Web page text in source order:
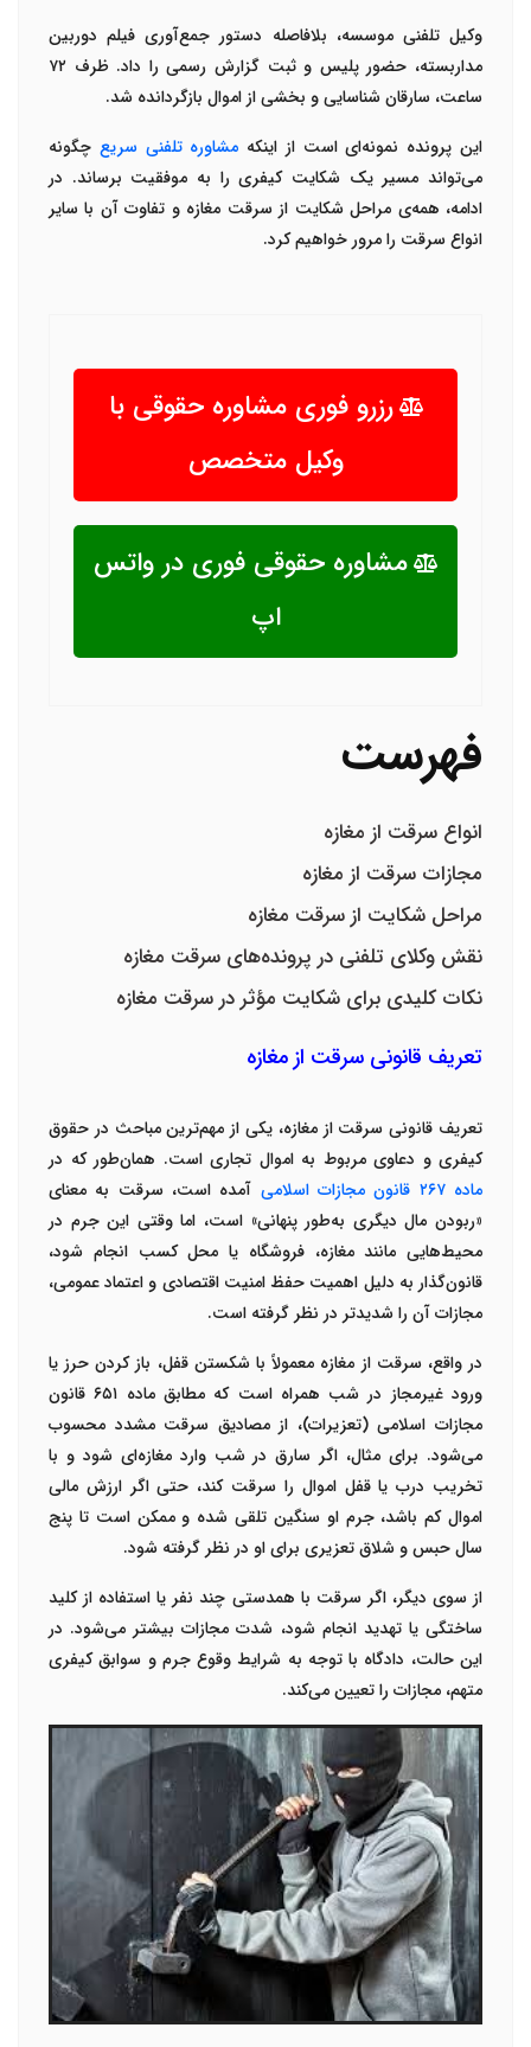
وکیل تلفنی موسسه، بلافاصله دستور جمع‌آوری فیلم دوربین
مداربسته، حضور پلیس و ثبت گزارش رسمی را داد. ظرف ۷۲
ساعت، سارقان شناسایی و بخشی از اموال بازگردانده شد.
این پرونده نمونه‌ای است از اینکه مشاوره تلفنی سریع چگونه
می‌تواند مسیر یک شکایت کیفری را به موفقیت برساند. در
ادامه، همه‌ی مراحل شکایت از سرقت مغازه و تفاوت آن با سایر
انواع سرقت را مرور خواهیم کرد.
رزرو فوری مشاوره حقوقی با
وکیل متخصص
مشاوره حقوقی فوری در واتس
اپ
فهرست
انواع سرقت از مغازه
مجازات سرقت از مغازه
مراحل شکایت از سرقت مغازه
نقش وکلای تلفنی در پرونده‌های سرقت مغازه
نکات کلیدی برای شکایت مؤثر در سرقت مغازه
تعریف قانونی سرقت از مغازه
تعریف قانونی سرقت از مغازه، یکی از مهم‌ترین مباحث در حقوق
کیفری و دعاوی مربوط به اموال تجاری است. همان‌طور که در
ماده۲۶۷ قانون مجازات اسلامی آمده است، سرقت به معنای
«ربودن مال دیگری به‌طور پنهانی» است، اما وقتی این جرم در
محیط‌هایی مانند مغازه، فروشگاه یا محل کسب انجام شود،
قانون‌گذار به دلیل اهمیت حفظ امنیت اقتصادی و اعتماد عمومی،
مجازات آن را شدیدتر در نظر گرفته است.
در واقع، سرقت از مغازه معمولاً باشکستن قفل، باز کردن حرز یا
ورود غیرمجاز در شب همراه است که مطابقماده ۶۵۱قانون
مجازات اسلامی (تعزیرات)، از مصادیق سرقت مشدد محسوب
می‌شود. برای مثال، اگر سارق در شب وارد مغازه‌ای شود و با
تخریب درب یا قفل اموال را سرقت کند، حتی اگر ارزش مالی
اموال کم باشد، جرم او سنگین تلقی شده و ممکن است تا پنج
سال حبس و شلاق تعزیری برای او در نظر گرفته شود.
از سوی دیگر، اگر سرقت با همدستی چند نفر یا استفاده از کلید
ساختگی یا تهدید انجام شود، شدت مجازات بیشتر می‌شود. در
این حالت، دادگاه با توجه به شرایط وقوع جرم و سوابق کیفری
متهم، مجازات را تعیین می‌کند.